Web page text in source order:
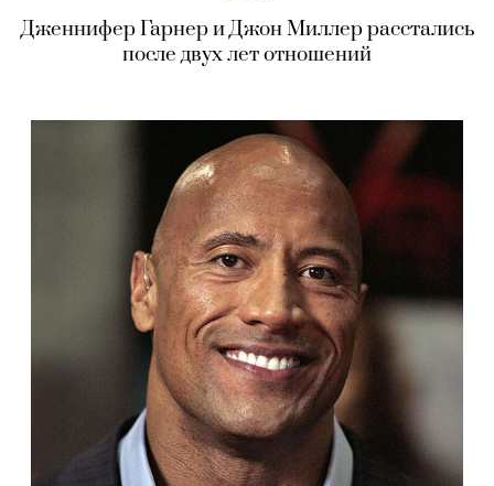
Дженнифер Гарнер и Джон Миллер расстались
после двух лет отношений